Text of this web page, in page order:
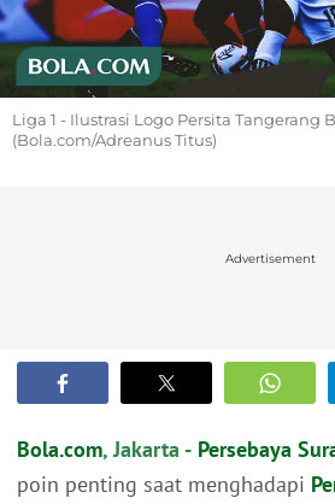
Liga 1 - Ilustrasi Logo Persita Tangerang
(Bola.com/Adreanus Titus)
Advertisement
Bola.com, Jakarta - Persebaya
poin penting saat menghadapi